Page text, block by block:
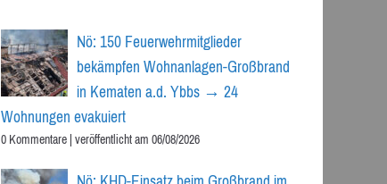
Nö: 150 Feuerwehrmitglieder
bekämpfen Wohnanlagen-Großbrand
in Kematen a.d. Ybbs → 24
Wohnungen evakuiert
0 Kommentare|veröffentlicht am 06/08/2026